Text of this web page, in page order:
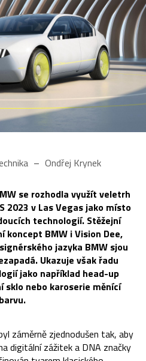
Ondřej Krynek
se rozhodla využít veletrh
2023 v Las Vegas jako místo
technologií. Stěžejní
BMW i Vision Dee,
jazyka BMW sjou
Ukazuje však řadu
jako například head-up
sklo nebo karoserie měnící
barvu.
záměrně zjednodušen tak, aby
digitální zážitek a DNA značky